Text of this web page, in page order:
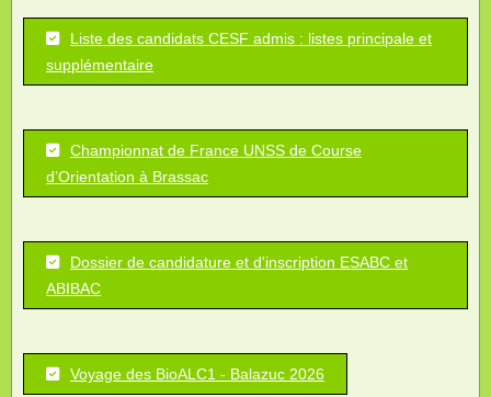
Liste des candidats CESF admis : listes principale et
supplémentaire
Championnat de France UNSS de Course
d’Orientation à Brassac
Dossier de candidature et d'inscription ESABC et
ABIBAC
Voyage des BioALC1 - Balazuc 2026